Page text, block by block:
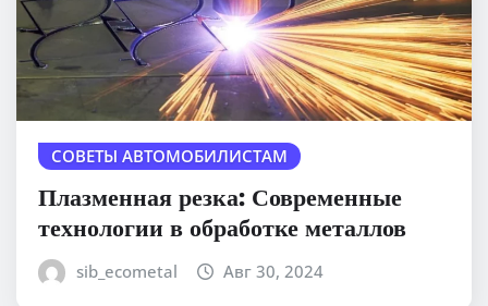
СОВЕТЫ АВТОМОБИЛИСТАМ
Плазменная резка: Современные
технологии в обработке металлов
sib_ecometal Авг 30, 2024